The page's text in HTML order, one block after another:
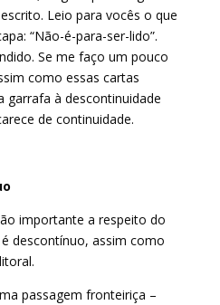
Leio para vocês o que
“Não-é-para-ser-lido”.
Se me faço um pouco
como essas cartas
garrafa à descontinuidade
de continuidade.
importante a respeito do
descontínuo, assim como
passagem fronteiriça –